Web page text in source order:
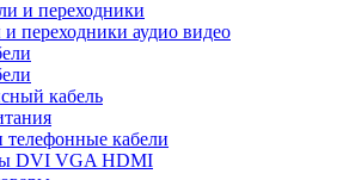
и переходники
переходники аудио видео
кабель
телефонные кабели
DVI VGA HDMI